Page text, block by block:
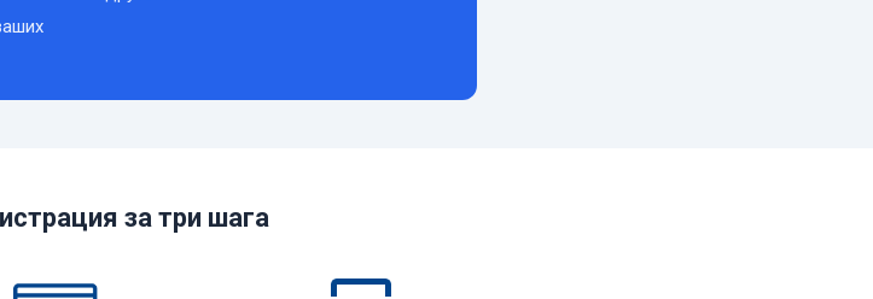
за три шага